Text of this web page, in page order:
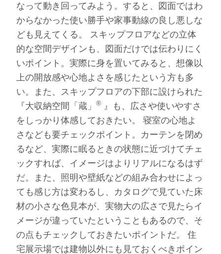
なって動き回ってみよう。すると、図面ではわ
からなかった使い勝手や家事動線の良し悪しな
ども見えてくる。 スキップフロアなどの立体
的な空間デザインも、図面だけでは伝わりにく
いポイント。実際に身を置いてみると、想像以
上の開放感や心地よさを感じたという方も多
い。また、スキップフロアの下部に設けられた
『大収納空間「蔵」
®』も、広さや使いやすさ
をしっかり体感しておきたい。 寝室の心地よ
さなども要チェックポイント。カーテンを閉め
るなど、実際に眠るときの状態に近づけてチェ
ックすれば、イメージはよりリアルになるはず
だ。また、照明や壁紙などの組み合わせによっ
ても感じ方は変わるし、カタログで見ていた床
材の小さな色見本が、実物大の広さで見たらイ
メージが違っていたということもあるので、そ
の点もチェックしておきたいポイントだ。 住
宅展示場では建物以外にも見ておくべきポイン